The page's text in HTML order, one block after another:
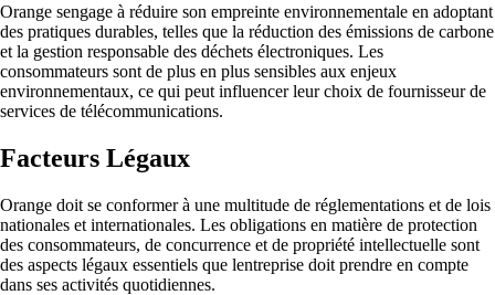
Orange sengage à réduire son empreinte environnementale en adoptant
des pratiques durables, telles que la réduction des émissions de carbone
et la gestion responsable des déchets électroniques. Les
consommateurs sont de plus en plus sensibles aux enjeux
environnementaux, ce qui peut influencer leur choix de fournisseur de
services de télécommunications.
Facteurs Légaux
Orange doit se conformer à une multitude de réglementations et de lois
nationales et internationales. Les obligations en matière de protection
des consommateurs, de concurrence et de propriété intellectuelle sont
des aspects légaux essentiels que lentreprise doit prendre en compte
dans ses activités quotidiennes.